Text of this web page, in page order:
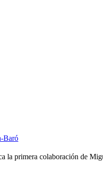
Baró
la primera colaboración de